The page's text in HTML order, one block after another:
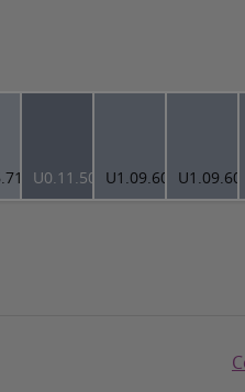
U0.11.50 U1.09.60 U1.09.60